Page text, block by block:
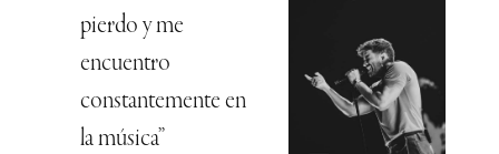
pierdo y me
encuentro
constantemente en
la música”